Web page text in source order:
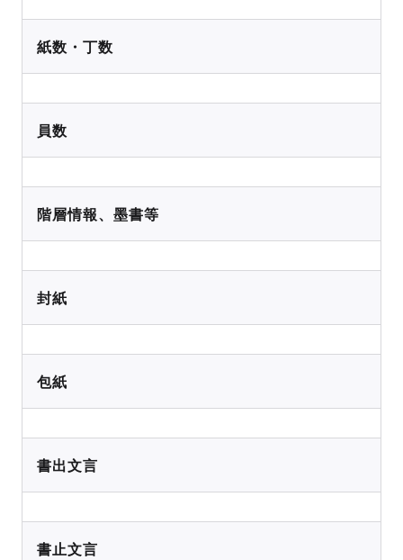
紙数・丁数
員数
階層情報、墨書等
封紙
包紙
書出文言
書止文言